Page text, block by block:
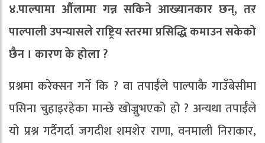
४.पाल्पामा औँलामा गन्न सकिने आख्यानकार छन्, तर
पाल्पाली उपन्यासले राष्ट्रिय स्तरमा प्रसिद्धि कमाउन सकेको
छैन । कारण के होला ?
प्रश्नमा करेक्सन गर्ने कि ? वा तपाईँले पाल्पाकै गाउँबेसीमा
पसिना चुहाइरहेका मान्छे खोज्नुभएको हो ? अन्यथा तपाईँले
यो प्रश्न गर्दैगर्दा जगदीश शमशेर राणा, वनमाली निराकार,